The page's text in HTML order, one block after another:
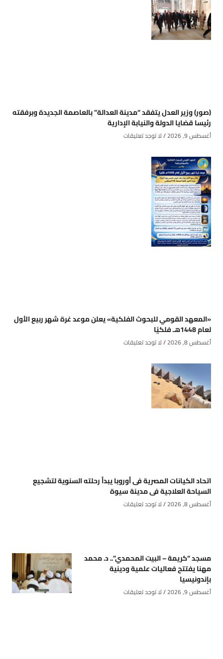
(صور) وزير العدل يتفقد “مدينة العدالة” بالعاصمة الجديدة وبرفقته
رئيسا قضايا الدولة والنيابة الإدارية
أغسطس 9, 2026 لا توجد تعليقات
«المعهد القومي للبحوث الفلكية» يعلن موعد غرة شهر ربيع الأول
لعام 1448هـ فلكيًا
أغسطس 8, 2026 لا توجد تعليقات
اتحاد الكيانات المصرية فى أوروبا يبدأ رحلته السنوية لتشجيع
السياحة العلاجية فى مدينة سيوة
أغسطس 8, 2026 لا توجد تعليقات
مسجد “كريمة – البيت المحمدي”.. د. محمد
مهنا يفتتح فعاليات علمية ودينية
بإندونيسيا
أغسطس 9, 2026 لا توجد تعليقات